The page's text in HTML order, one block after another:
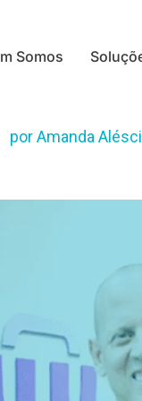
Somos
porAmanda